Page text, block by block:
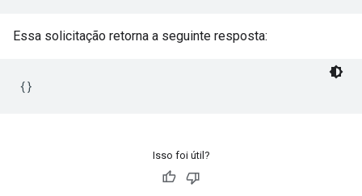
Essa solicitação retorna a seguinte resposta:
{}
Isso foi útil?